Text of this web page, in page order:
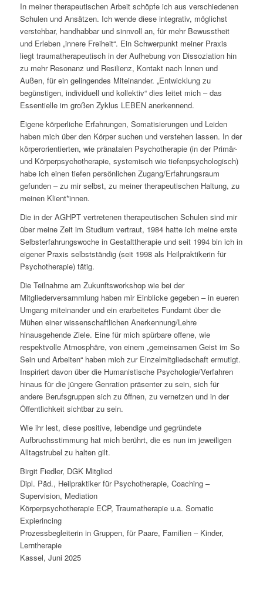
In meiner therapeutischen Arbeit schöpfe ich aus verschiedenen
Schulen und Ansätzen. Ich wende diese integrativ, möglichst
verstehbar, handhabbar und sinnvoll an, für mehr Bewusstheit
und Erleben „innere Freiheit“. Ein Schwerpunkt meiner Praxis
liegt traumatherapeutisch in der Aufhebung von Dissoziation hin
zu mehr Resonanz und Resilienz, Kontakt nach Innen und
Außen, für ein gelingendes Miteinander. „Entwicklung zu
begünstigen, individuell und kollektiv“ dies leitet mich – das
Essentielle im großen Zyklus LEBEN anerkennend.
Eigene körperliche Erfahrungen, Somatisierungen und Leiden
haben mich über den Körper suchen und verstehen lassen. In der
körperorientierten, wie pränatalen Psychotherapie (in der Primär-
und Körperpsychotherapie, systemisch wie tiefenpsychologisch)
habe ich einen tiefen persönlichen Zugang/Erfahrungsraum
gefunden – zu mir selbst, zu meiner therapeutischen Haltung, zu
meinen Klient*innen.
Die in der AGHPT vertretenen therapeutischen Schulen sind mir
über meine Zeit im Studium vertraut, 1984 hatte ich meine erste
Selbsterfahrungswoche in Gestalttherapie und seit 1994 bin ich in
eigener Praxis selbstständig (seit 1998 als Heilpraktikerin für
Psychotherapie) tätig.
Die Teilnahme am Zukunftsworkshop wie bei der
Mitgliederversammlung haben mir Einblicke gegeben – in eueren
Umgang miteinander und ein erarbeitetes Fundamt über die
Mühen einer wissenschaftlichen Anerkennung/Lehre
hinausgehende Ziele. Eine für mich spürbare offene, wie
respektvolle Atmosphäre, von einem „gemeinsamen Geist im So
Sein und Arbeiten“ haben mich zur Einzelmitgliedschaft ermutigt.
Inspiriert davon über die Humanistische Psychologie/Verfahren
hinaus für die jüngere Genration präsenter zu sein, sich für
andere Berufsgruppen sich zu öffnen, zu vernetzen und in der
Öffentlichkeit sichtbar zu sein.
Wie ihr lest, diese positive, lebendige und gegründete
Aufbruchsstimmung hat mich berührt, die es nun im jeweiligen
Alltagstrubel zu halten gilt.
Birgit Fiedler, DGK Mitglied
Dipl. Päd., Heilpraktiker für Psychotherapie, Coaching –
Supervision, Mediation
Körperpsychotherapie ECP, Traumatherapie u.a. Somatic
Expierincing
Prozessbegleiterin in Gruppen, für Paare, Familien – Kinder,
Lerntherapie
Kassel, Juni 2025